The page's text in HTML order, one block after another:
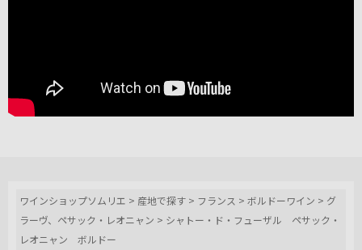
ワインショップソムリエ > 産地で探す > フランス >ボルドーワイン > グ
ラーヴ、ペサック・レオニャン > シャトー・ド・フューザル ペサック・
レオニャン ボルドー